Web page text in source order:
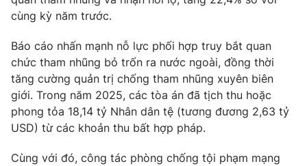
cùng kỳ năm trước.
Báo cáo nhấn mạnh nỗ lực phối hợp truy bắt quan
chức tham nhũng bỏ trốn ra nước ngoài, đồng thời
tăng cường quản trị chống tham nhũng xuyên biên
giới. Trong năm 2025, các tòa án đã tịch thu hoặc
phong tỏa 18,14 tỷ Nhân dân tệ (tương đương 2,63 tỷ
USD) từ các khoản thu bất hợp pháp.
Cùng với đó, công tác phòng chống tội phạm mạng